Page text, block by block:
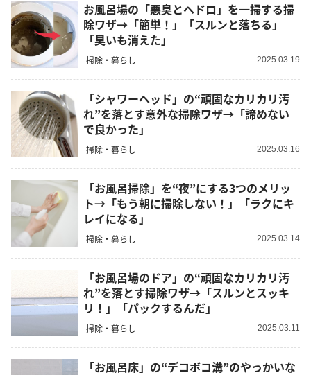
お風呂場の「悪臭とヘドロ」を一掃する掃
除ワザ→「簡単！」「スルンと落ちる」
「臭いも消えた」
掃除・暮らし 2025.03.19
「シャワーヘッド」の“頑固なカリカリ汚
れ”を落とす意外な掃除ワザ→「諦めない
で良かった」
掃除・暮らし 2025.03.16
「お風呂掃除」を“夜”にする3つのメリッ
ト→「もう朝に掃除しない！」「ラクにキ
レイになる」
掃除・暮らし 2025.03.14
「お風呂場のドア」の“頑固なカリカリ汚
れ”を落とす掃除ワザ→「スルンとスッキ
リ！」「パックするんだ」
掃除・暮らし 2025.03.11
「お風呂床」の“デコボコ溝”のやっかいな